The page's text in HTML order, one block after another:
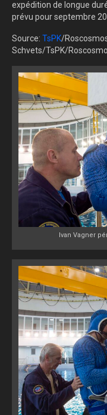
expédition de longue
prévu pour septembre
Source: TsPK/
Schvets/TsPK/
Ivan Vagner